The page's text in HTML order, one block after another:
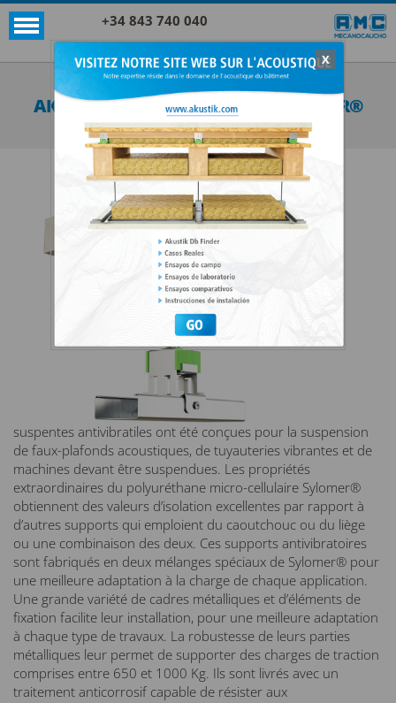
+34 843 740 040
X
Akustik + Sylomer®
AKUSTIK SUPER T60 NONIUS + SYLOMER®
VOIR TOUTES AKUSTIK + SYLOMER®
suspentes antivibratiles ont été conçues pour la suspension
de faux-plafonds acoustiques, de tuyauteries vibrantes et de
machines devant être suspendues. Les propriétés
extraordinaires du polyuréthane micro-cellulaire Sylomer®
obtiennent des valeurs d’isolation excellentes par rapport à
d’autres supports qui emploient du caoutchouc ou du liège
ou une combinaison des deux. Ces supports antivibratoires
sont fabriqués en deux mélanges spéciaux de Sylomer® pour
une meilleure adaptation à la charge de chaque application.
Une grande variété de cadres métalliques et d’éléments de
fixation facilite leur installation, pour une meilleure adaptation
à chaque type de travaux. La robustesse de leurs parties
métalliques leur permet de supporter des charges de traction
comprises entre 650 et 1000 Kg. Ils sont livrés avec un
traitement anticorrosif capable de résister aux